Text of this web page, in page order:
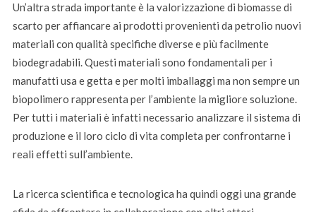
Un’altra strada importante è la valorizzazione di biomasse di
scarto per affiancare ai prodotti provenienti da petrolio nuovi
materiali con qualità specifiche diverse e più facilmente
biodegradabili. Questi materiali sono fondamentali per i
manufatti usa e getta e per molti imballaggi ma non sempre un
biopolimero rappresenta per l’ambiente la migliore soluzione.
Per tutti i materiali è infatti necessario analizzare il sistema di
produzione e il loro ciclo di vita completa per confrontarne i
reali effetti sull’ambiente.
La ricerca scientifica e tecnologica ha quindi oggi una grande